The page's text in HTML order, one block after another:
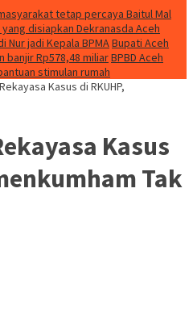
tetap percaya Baitul Mal
disiapkan Dekranasda Aceh
Nur jadi Kepala BPMABupati Aceh
banjir Rp578,48 miliarBPBD Aceh
stimulan rumah
Kasus di RKUHP,
Kasus
Tak